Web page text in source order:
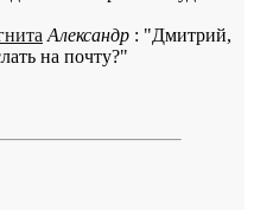
Александр : "Дмитрий,
на почту?"